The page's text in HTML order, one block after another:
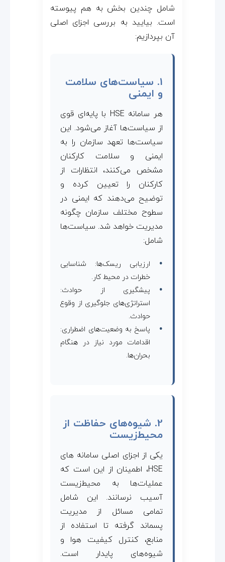
شامل چندین بخش به هم پیوسته
است. بیایید به بررسی اجزای اصلی
آن بپردازیم:
1. سیاست‌های سلامت
و ایمنی
هر سامانه HSE با پایه‌ای قوی
از سیاست‌ها آغاز می‌شود. این
سیاست‌ها تعهد سازمان را به
ایمنی و سلامت کارکنان
مشخص می‌کنند، انتظارات از
کارکنان را تعیین کرده و
توضیح می‌دهند که ایمنی در
سطوح مختلف سازمان چگونه
مدیریت خواهد شد. سیاست‌ها
شامل:
ارزیابی ریسک‌ها: شناسایی
خطرات در محیط کار.
پیشگیری از حوادث:
استراتژی‌های جلوگیری از وقوع
حوادث.
پاسخ به وضعیت‌های اضطراری:
اقدامات مورد نیاز در هنگام
بحران‌ها.
2. شیوه‌های حفاظت از
محیط‌زیست
یکی از اجزای اصلی سامانه های
HSE، اطمینان از این است که
عملیات‌ها به محیط‌زیست
آسیب نرسانند. این شامل
تمامی مسائل از مدیریت
پسماند گرفته تا استفاده از
منابع، کنترل کیفیت هوا و
شیوه‌های پایدار است.